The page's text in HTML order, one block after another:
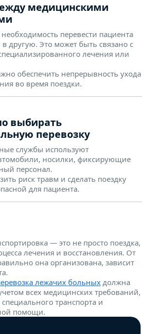
медицинскими
перевести пациента
другую. Это может быть связано с
лечения или
обеспечить непрерывность ухода
во время поездки.
выбирать
перевозку
службы используют
носилки, фиксирующие
персонал.
риск травм и сделать поездку
для пациента.
— это не просто поездка,
лечения и восстановления. От
она организована, зависит
лежачих больных должна
всех медицинских требований,
транспорта и
помощи.